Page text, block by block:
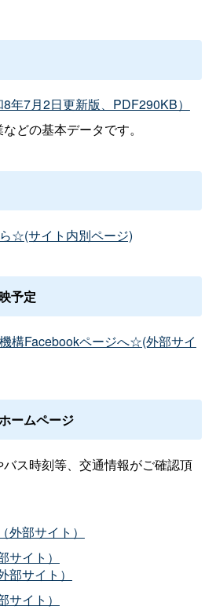
7月2日更新版、PDF290KB）
どの基本データです。
☆(サイト内別ページ)
予定
構Facebookページへ☆(外部サイ
ームページ
ス時刻等、交通情報がご確認頂
部サイト）
イト）
サイト）
イト）